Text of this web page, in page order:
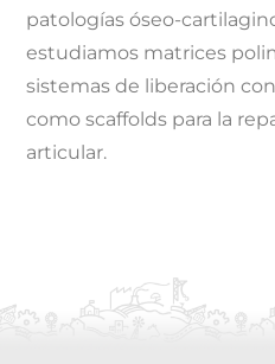
patologías óseo-
estudiamos matrices
sistemas de liberación
como scaffolds para la
articular.